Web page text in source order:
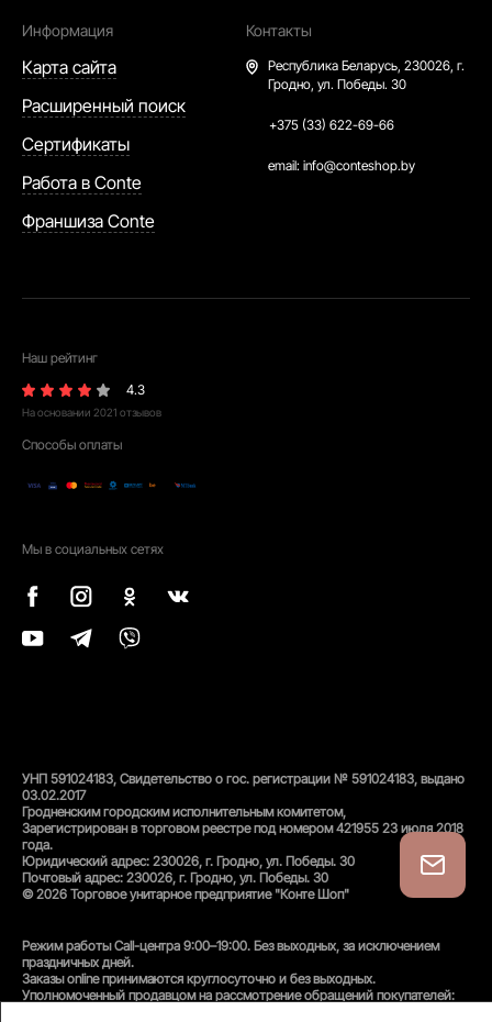
Информация
Карта сайта
Расширенный поиск
Сертификаты
Работа в Conte
Франшиза Conte
Контакты
Республика Беларусь, 230026, г.
Гродно, ул. Победы. 30
+375 (33) 622-69-66
email: info@conteshop.by
Наш рейтинг
4.3
На основании 2021 отзывов
Способы оплаты
Мы в социальных сетях
УНП 591024183, Свидетельство о гос. регистрации № 591024183, выдано
03.02.2017
Гродненским городским исполнительным комитетом,
Зарегистрирован в торговом реестре под номером 421955 23 июля 2018
года.
Юридический адрес: 230026, г. Гродно, ул. Победы. 30
Почтовый адрес: 230026, г. Гродно, ул. Победы. 30
© 2026 Торговое унитарное предприятие "Конте Шоп"
Режим работы Call-центра 9:00–19:00. Без выходных, за исключением
праздничных дней.
Заказы online принимаются круглосуточно и без выходных.
Уполномоченный продавцом на рассмотрение обращений покупателей: